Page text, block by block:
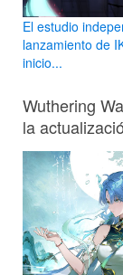
El estudio
lanzamiento de
inicio...
Wuthering
la